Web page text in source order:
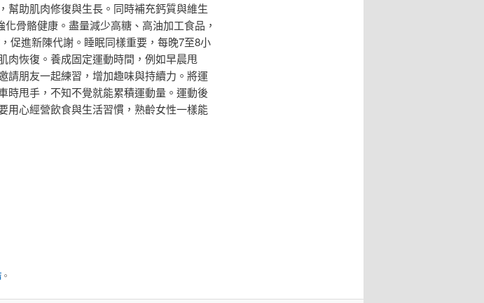
幫助肌肉修復與生長。同時補充鈣質與維生
骨骼健康。盡量減少高糖、高油加工食品，
促進新陳代謝。睡眠同樣重要，每晚7至8小
肉恢復。養成固定運動時間，例如早晨甩
請朋友一起練習，增加趣味與持續力。將運
時甩手，不知不覺就能累積運動量。運動後
用心經營飲食與生活習慣，熟齡女性一樣能
。